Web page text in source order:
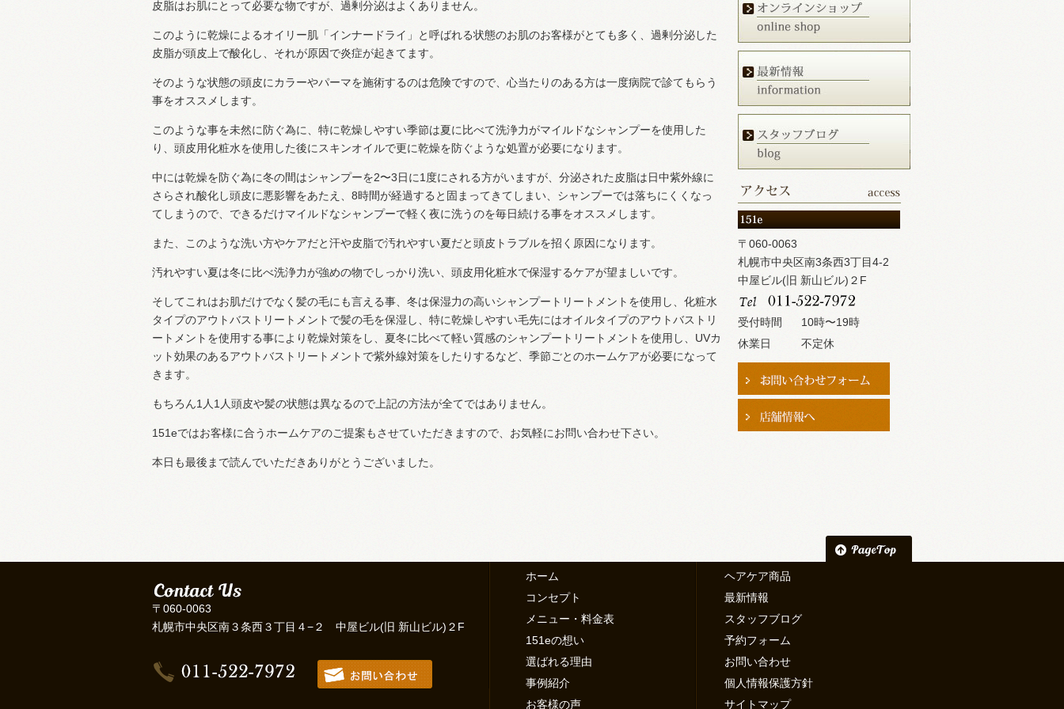
皮脂はお肌にとって必要な物ですが、過剰分泌はよくありません。
このように乾燥によるオイリー肌「インナードライ」と呼ばれる状態のお肌のお客様がとても多く、過剰分泌した
皮脂が頭皮上で酸化し、それが原因で炎症が起きてます。
そのような状態の頭皮にカラーやパーマを施術するのは危険ですので、心当たりのある方は一度病院で診てもらう
事をオススメします。
このような事を未然に防ぐ為に、特に乾燥しやすい季節は夏に比べて洗浄力がマイルドなシャンプーを使用した
り、頭皮用化粧水を使用した後にスキンオイルで更に乾燥を防ぐような処置が必要になります。
中には乾燥を防ぐ為に冬の間はシャンプーを2〜3日に1度にされる方がいますが、分泌された皮脂は日中紫外線に
さらされ酸化し頭皮に悪影響をあたえ、8時間が経過すると固まってきてしまい、シャンプーでは落ちにくくなっ
てしまうので、できるだけマイルドなシャンプーで軽く夜に洗うのを毎日続ける事をオススメします。
また、このような洗い方やケアだと汗や皮脂で汚れやすい夏だと頭皮トラブルを招く原因になります。
汚れやすい夏は冬に比べ洗浄力が強めの物でしっかり洗い、頭皮用化粧水で保湿するケアが望ましいです。
そしてこれはお肌だけでなく髪の毛にも言える事、冬は保湿力の高いシャンプートリートメントを使用し、化粧水
タイプのアウトバストリートメントで髪の毛を保湿し、特に乾燥しやすい毛先にはオイルタイプのアウトバストリ
ートメントを使用する事により乾燥対策をし、夏冬に比べて軽い質感のシャンプートリートメントを使用し、UVカ
ット効果のあるアウトバストリートメントで紫外線対策をしたりするなど、季節ごとのホームケアが必要になって
きます。
もちろん1人1人頭皮や髪の状態は異なるので上記の方法が全てではありません。
151eではお客様に合うホームケアのご提案もさせていただきますので、お気軽にお問い合わせ下さい。
本日も最後まで読んでいただきありがとうございました。
〒060-0063
札幌市中央区南3条西3丁目4-2
中屋ビル(旧 新山ビル)２F
受付時間
10時〜19時
休業日
不定休
〒060-0063
札幌市中央区南３条西３丁目４−２ 中屋ビル(旧 新山ビル)２F
ホーム
コンセプト
メニュー・料金表
151eの想い
選ばれる理由
事例紹介
お客様の声
ヘアケア商品
最新情報
スタッフブログ
予約フォーム
お問い合わせ
個人情報保護方針
サイトマップ